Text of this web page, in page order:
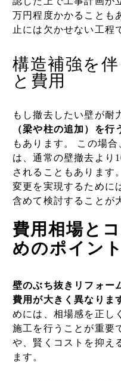
万円程度かかることも
止には欠かせない工程
構造補強を
と費用
もし撤去したい壁が耐
（梁や柱の追加）を
もあります。 この場
は、通常の壁撤去より
されることもあります
変更を実現するために
含めて検討することが
費用相場と
めのポイント
壁のぶち抜きリフォー
費用が大きく異なりま
めには、相場感を正し
施工を行うことが重要
や、賢くコストを抑え
ます。